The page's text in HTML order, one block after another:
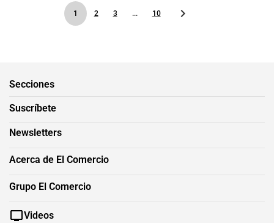
1 2 3 ... 10
Secciones
Suscríbete
Newsletters
Acerca de El Comercio
Grupo El Comercio
Videos